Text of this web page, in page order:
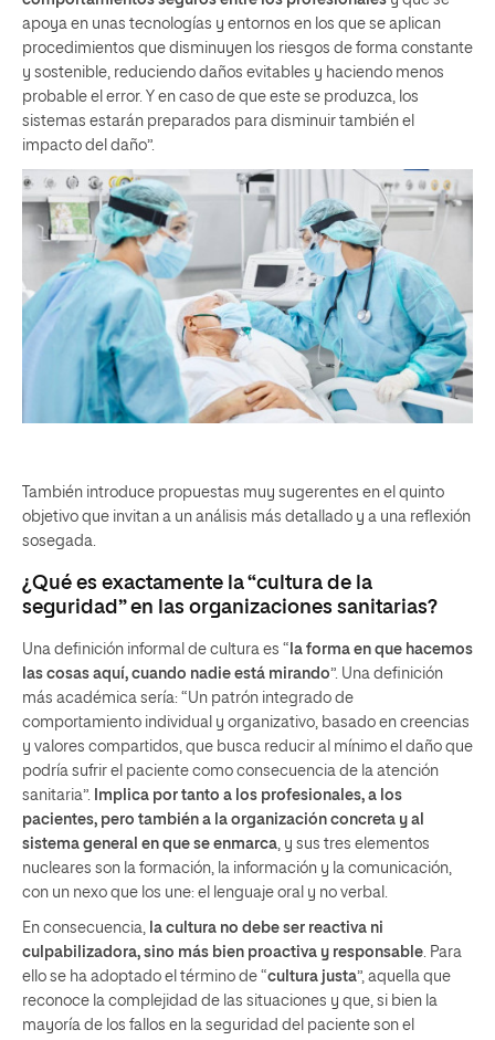
apoya en unas tecnologías y entornos en los que se aplican
procedimientos que disminuyen los riesgos de forma constante
y sostenible, reduciendo daños evitables y haciendo menos
probable el error. Y en caso de que este se produzca, los
sistemas estarán preparados para disminuir también el
impacto del daño”.
También introduce propuestas muy sugerentes en el quinto
objetivo que invitan a un análisis más detallado y a una reflexión
sosegada.
¿Qué es exactamente la “cultura de la
seguridad” en las organizaciones sanitarias?
Una definición informal de cultura es “ la forma en que hacemos
las cosas aquí, cuando nadie está mirando”. Una definición
más académica sería: “Un patrón integrado de
comportamiento individual y organizativo, basado en creencias
y valores compartidos, que busca reducir al mínimo el daño que
podría sufrir el paciente como consecuencia de la atención
sanitaria”.
Implica por tanto a los profesionales, a los
pacientes, pero también a la organización concreta y al
sistema general en que se enmarca , y sus tres elementos
nucleares son la formación, la información y la comunicación,
con un nexo que los une: el lenguaje oral y no verbal.
En consecuencia,
la cultura no debe ser reactiva ni
culpabilizadora, sino más bien proactiva y responsable . Para
ello se ha adoptado el término de “cultura justa”, aquella que
reconoce la complejidad de las situaciones y que, si bien la
mayoría de los fallos en la seguridad del paciente son el